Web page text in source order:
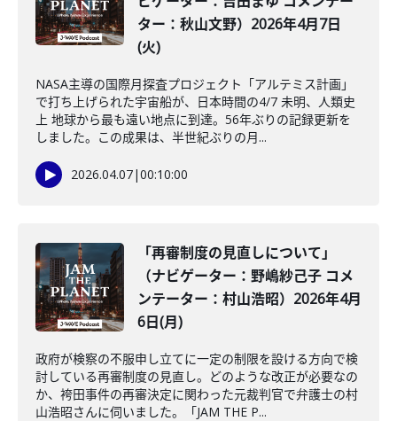
ター：秋山文野）2026年4月7日
(火)
NASA主導の国際月探査プロジェクト「アルテミス計画」
で打ち上げられた宇宙船が、日本時間の4/7 未明、人類史
上 地球から最も遠い地点に到達。56年ぶりの記録更新を
しました。この成果は、半世紀ぶりの月...
2026.04.07|00:10:00
「再審制度の見直しについて」
（ナビゲーター：野嶋紗己子 コメ
ンテーター：村山浩昭）2026年4月
6日(月)
政府が検察の不服申し立てに一定の制限を設ける方向で検
討している再審制度の見直し。どのような改正が必要なの
か、袴田事件の再審決定に関わった元裁判官で弁護士の村
山浩昭さんに伺いました。「JAM THE P...